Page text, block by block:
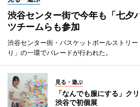
渋谷センター街で今年も「七
ツチームらも参加
渋谷センター街・バスケットボールストリ
り」の一環でパレードが行われた。
見る・遊ぶ
「なんでも服にする」ク
渋谷で初個展